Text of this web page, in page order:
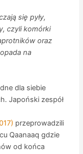
się pyły,
czyli komórki
oraz
na
dla siebie
Japoński zespół
przeprowadzili
Qaanaaq gdzie
od końca